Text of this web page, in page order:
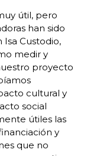
útil, pero
han sido
Custodio,
medir y
proyecto
cultural y
social
útiles las
y
que no